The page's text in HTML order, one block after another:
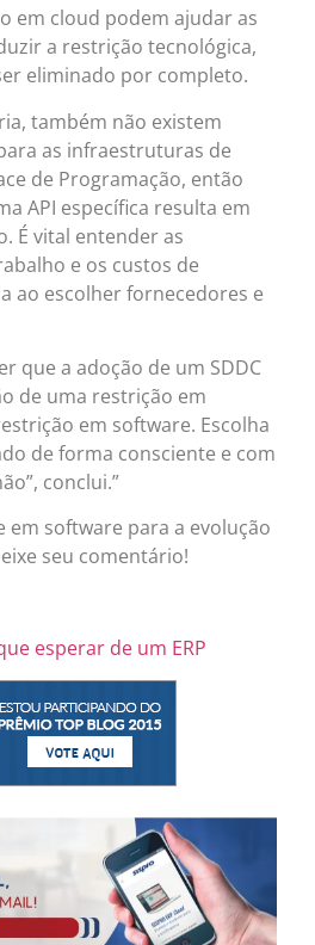
em cloud podem ajudar as
a restrição tecnológica,
eliminado por completo.
também não existem
as infraestruturas de
de Programação, então
API específica resulta em
É vital entender as
e os custos de
ao escolher fornecedores e
que a adoção de um SDDC
de uma restrição em
em software. Escolha
de forma consciente e com
conclui.”
em software para a evolução
seu comentário!
esperar de um ERP